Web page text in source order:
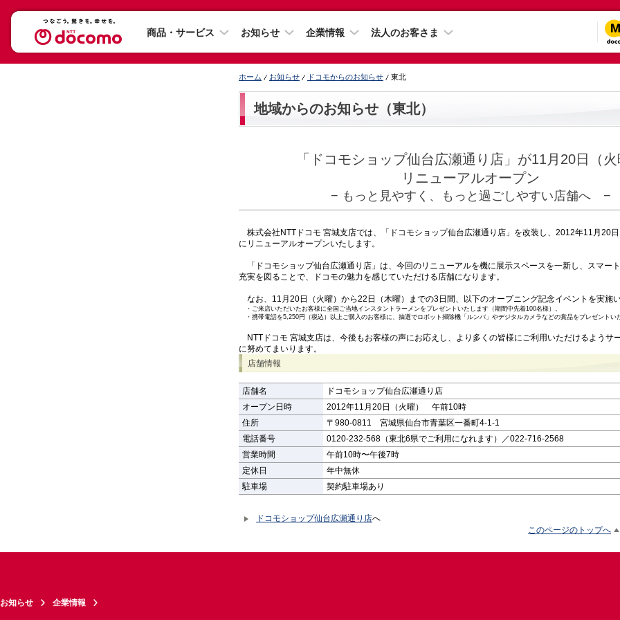
商品・サービス お知らせ 企業情報 法人のお客さま
ホーム お知らせ ドコモからのお知らせ 東北
地域からのお知らせ（東北）
「ドコモショップ仙台広瀬通り店」が11月20日（火
リニューアルオープン
− もっと見やすく、もっと過ごしやすい店舗へ −
株式会社NTTドコモ 宮城支店では、「ドコモショップ仙台広瀬通り店」を改装し、2012年11月20
にリニューアルオープンいたします。
「ドコモショップ仙台広瀬通り店」は、今回のリニューアルを機に展示スペースを一新し、スマー
充実を図ることで、ドコモの魅力を感じていただける店舗になります。
なお、11月20日（火曜）から22日（木曜）までの3日間、以下のオープニング記念イベントを実施い
・ ご来店いただいたお客様に全国ご当地インスタントラーメンをプレゼントいたします（期間中先着100名様）。
・ 携帯電話を5,250円（税込）以上ご購入のお客様に、抽選でロボット掃除機「ルンバ」やデジタルカメラなどの賞品をプレゼントい
NTTドコモ 宮城支店は、今後もお客様の声にお応えし、より多くの皆様にご利用いただけるようサ
に努めてまいります。
店舗情報
店舗名
ドコモショップ仙台広瀬通り店
オープン日時
2012年11月20日（火曜） 午前10時
住所
〒980-0811 宮城県仙台市青葉区一番町4-1-1
電話番号
0120-232-568（東北6県でご利用になれます）／022-716-2568
営業時間
午前10時〜午後7時
定休日
年中無休
駐車場
契約駐車場あり
ドコモショップ仙台広瀬通り店へ
このページのトップへ
お知らせ 企業情報